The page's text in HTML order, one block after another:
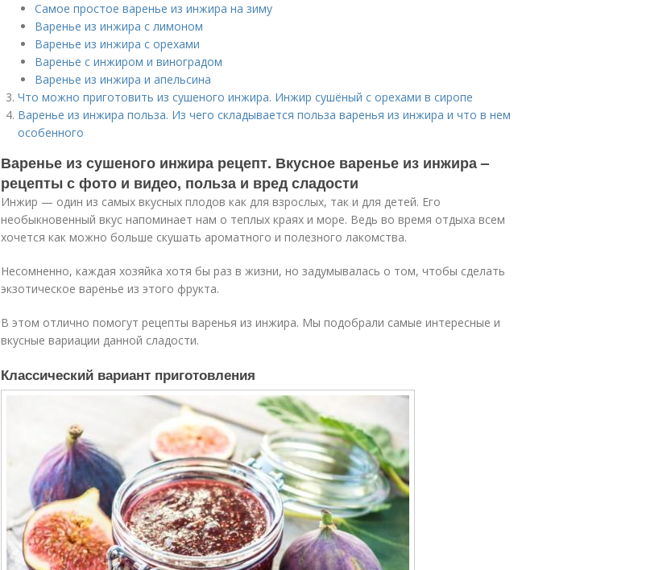
Самое простое варенье из инжира на зиму
Варенье из инжира с лимоном
Варенье из инжира с орехами
Варенье с инжиром и виноградом
Варенье из инжира и апельсина
Что можно приготовить из сушеного инжира. Инжир сушёный с орехами в сиропе
Варенье из инжира польза. Из чего складывается польза варенья из инжира и что в нем
особенного
Варенье из сушеного инжира рецепт. Вкусное варенье из инжира –
рецепты с фото и видео, польза и вред сладости
Инжир — один из самых вкусных плодов как для взрослых, так и для детей. Его
необыкновенный вкус напоминает нам о теплых краях и море. Ведь во время отдыха всем
хочется как можно больше скушать ароматного и полезного лакомства.
Несомненно, каждая хозяйка хотя бы раз в жизни, но задумывалась о том, чтобы сделать
экзотическое варенье из этого фрукта.
В этом отлично помогут рецепты варенья из инжира. Мы подобрали самые интересные и
вкусные вариации данной сладости.
Классический вариант приготовления